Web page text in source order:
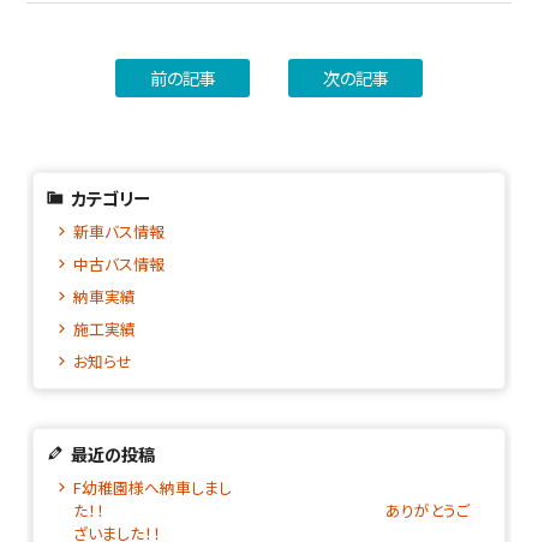
前の記事 次の記事
カテゴリー
新車バス情報
中古バス情報
納車実績
施工実績
お知らせ
最近の投稿
F幼稚園様へ納車しまし
た！！ ありがとうご
ざいました！！